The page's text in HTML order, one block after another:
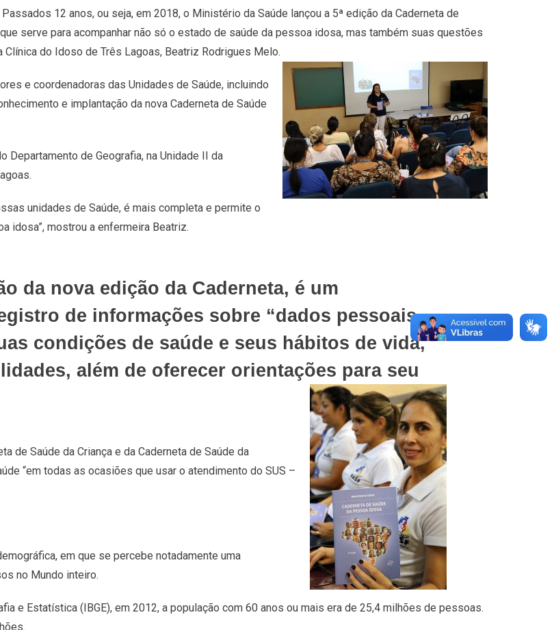
Passados 12 anos, ou seja, em 2018, o Ministério da Saúde lançou a 5ª edição da Caderneta de
serve para acompanhar não só o estado de saúde da pessoa idosa, mas também suas questões
do Idoso de Três Lagoas, Beatriz Rodrigues Melo.
e coordenadoras das Unidades de Saúde, incluindo
e implantação da nova Caderneta de Saúde
Departamento de Geografia, na Unidade II da
unidades de Saúde, é mais completa e permite o
idosa”, mostrou a enfermeira Beatriz.
da nova edição da Caderneta, é um
de informações sobre “dados pessoais,
condições de saúde e seus hábitos de vida,
além de oferecer orientações para seu
de Saúde da Criança e da Caderneta de Saúde da
“em todas as ocasiões que usar o atendimento do SUS –
em que se percebe notadamente uma
no Mundo inteiro.
e Estatística (IBGE), em 2012, a população com 60 anos ou mais era de 25,4 milhões de pessoas.